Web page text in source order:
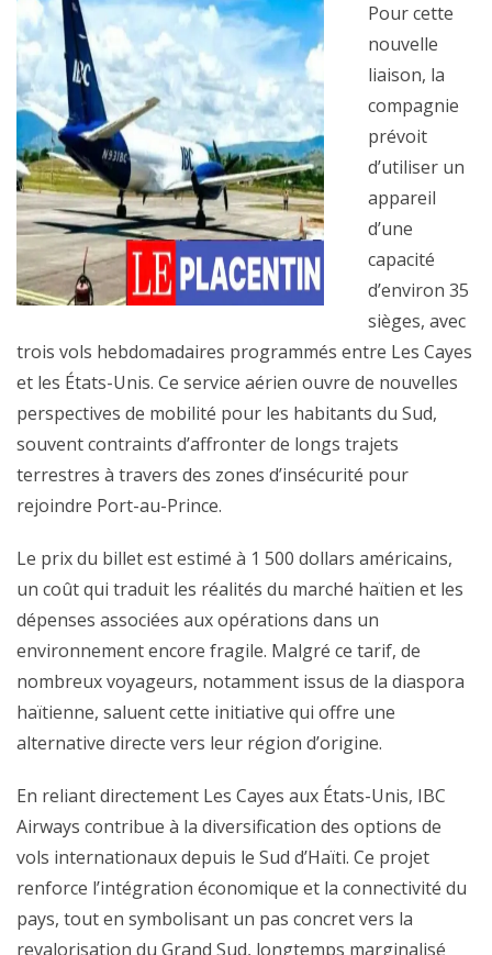
Pour cette
nouvelle
liaison, la
compagnie
prévoit
d’utiliser un
appareil
d’une
capacité
d’environ 35
sièges, avec
trois vols hebdomadaires programmés entre Les Cayes
et les États-Unis. Ce service aérien ouvre de nouvelles
perspectives de mobilité pour les habitants du Sud,
souvent contraints d’affronter de longs trajets
terrestres à travers des zones d’insécurité pour
rejoindre Port-au-Prince.
Le prix du billet est estimé à 1 500 dollars américains,
un coût qui traduit les réalités du marché haïtien et les
dépenses associées aux opérations dans un
environnement encore fragile. Malgré ce tarif, de
nombreux voyageurs, notamment issus de la diaspora
haïtienne, saluent cette initiative qui offre une
alternative directe vers leur région d’origine.
En reliant directement Les Cayes aux États-Unis, IBC
Airways contribue à la diversification des options de
vols internationaux depuis le Sud d’Haïti. Ce projet
renforce l’intégration économique et la connectivité du
pays, tout en symbolisant un pas concret vers la
revalorisation du Grand Sud, longtemps marginalisé